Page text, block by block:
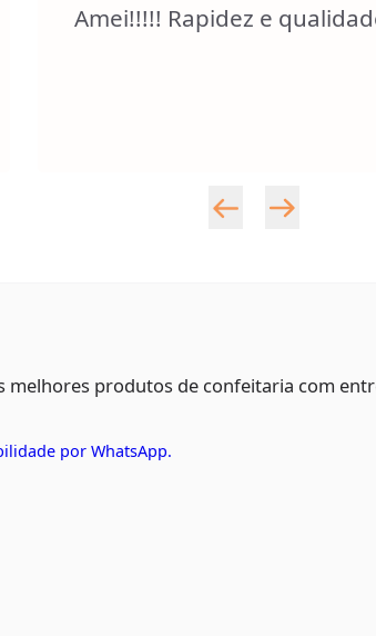
Amei!!!!! Rapidez e
produtos de confeitaria com
por WhatsApp.